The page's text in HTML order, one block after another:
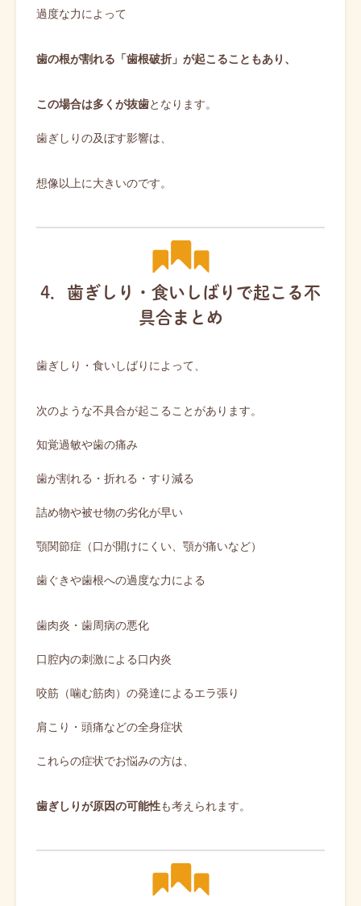
過度な力によって
歯の根が割れる「歯根破折」が起こることもあり、
この場合は多くが抜歯となります。
歯ぎしりの及ぼす影響は、
想像以上に大きいのです。
4．歯ぎしり・食いしばりで起こる不
具合まとめ
歯ぎしり・食いしばりによって、
次のような不具合が起こることがあります。
知覚過敏や歯の痛み
歯が割れる・折れる・すり減る
詰め物や被せ物の劣化が早い
顎関節症（口が開けにくい、顎が痛いなど）
歯ぐきや歯根への過度な力による
歯肉炎・歯周病の悪化
口腔内の刺激による口内炎
咬筋（噛む筋肉）の発達によるエラ張り
肩こり・頭痛などの全身症状
これらの症状でお悩みの方は、
歯ぎしりが原因の可能性も考えられます。